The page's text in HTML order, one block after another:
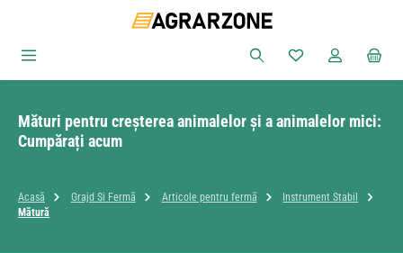
Sari la conținutul principal
Aveți 0 articole
Mături pentru creșterea animalelor și a animalelor mici:
Cumpărați acum
Acasă Grajd Si Fermă Articole pentru fermă
Instrument Stabil
Mătură